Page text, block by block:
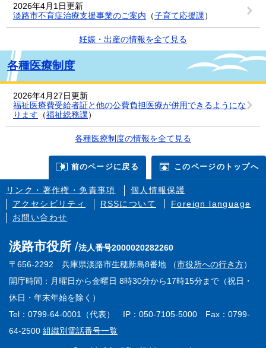
2026年4月1日更新
淡路市不育症治療支援事業のご案内 （子育て応援課）
妊娠・出産の情報を全て見る
各種医療制度
2026年4月27日更新
福祉医療費受給者証と他の公費負担医療が併用できるようにな
ります （福祉総務課）
各種医療制度の情報を全て見る
前のページに戻る このページのトップへ
リンク・著作権・免責事項
個人情報保護
アクセシビリティ
RSSについて
Foreign language
お問い合わせ
淡路市役所
法人番号2000020282260
〒656-2292 兵庫県淡路市生穂新島8番地 （市役所への行き方）
開庁時間：月曜日から金曜日 8時30分から17時15分まで（祝日・
休日・年末年始を除く）
Tel：0799-64-0001（代表） IP：050-7105-5000 Fax：0799-
64-2500 組織別電話番号一覧